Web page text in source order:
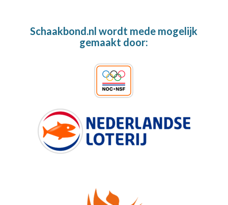
Schaakbond.nl wordt mede mogelijk
gemaakt door: